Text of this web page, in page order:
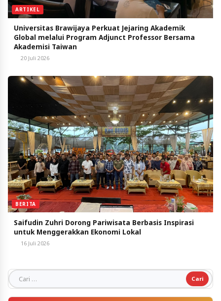
ARTIKEL
Universitas Brawijaya Perkuat Jejaring Akademik
Global melalui Program Adjunct Professor Bersama
Akademisi Taiwan
20 Juli 2026
BERITA
Saifudin Zuhri Dorong Pariwisata Berbasis Inspirasi
untuk Menggerakkan Ekonomi Lokal
16 Juli 2026
Cari untuk: